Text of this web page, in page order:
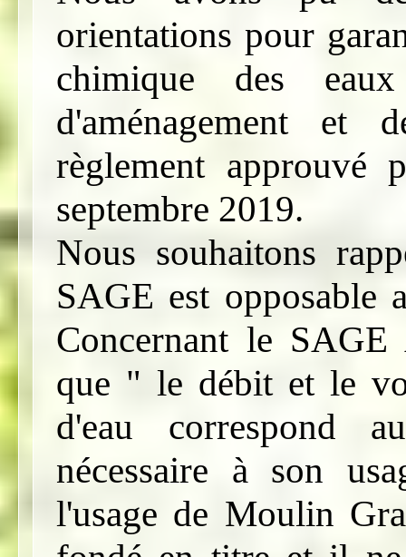
orientations pour
chimique des
d'aménagement et
règlement approuvé
septembre 2019.
Nous souhaitons
SAGE est opposable
Concernant le
que " le débit et le
d'eau correspond
nécessaire à son
l'usage de Moulin